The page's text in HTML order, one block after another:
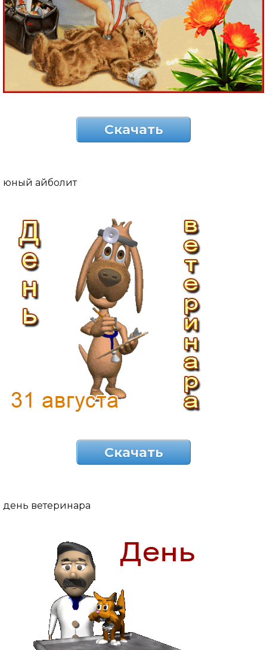
Скачать
юный айболит
Скачать
день ветеринара